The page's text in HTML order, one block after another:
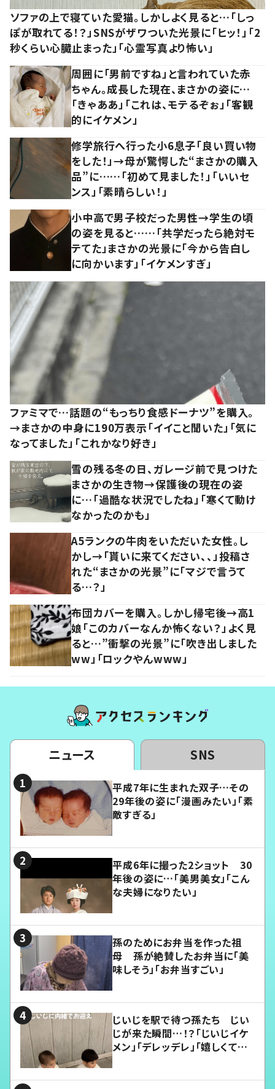
ソファの上で寝ていた愛猫。しかしよく見ると…「しっ
ぽが取れてる！？」SNSがザワついた光景に「ヒッ！」「2
秒くらい心臓止まった」「心霊写真より怖い」
周囲に「男前ですね」と言われていた赤
ちゃん。成長した現在、まさかの姿に…
「きゃああ」「これは、モテるぞぉ」「客観
的にイケメン」
修学旅行へ行った小6息子「良い買い物
をした！」→母が驚愕した“まさかの購入
品”に……「初めて見ました！」「いいセ
ンス」「素晴らしい！」
小中高で男子校だった男性→学生の頃
の姿を見ると……「共学だったら絶対モ
テてた」まさかの光景に「今から告白し
に向かいます」「イケメンすぎ」
ファミマで…話題の“もっちり食感ドーナツ”を購入。
→まさかの中身に190万表示「イイこと聞いた」「気に
なってました」「これかなり好き」
雪の残る冬の日、ガレージ前で見つけた
まさかの生き物→保護後の現在の姿
に…「過酷な状況でしたね」「寒くて動け
なかったのかも」
A5ランクの牛肉をいただいた女性。し
かし→「貰いに来てください、、」投稿さ
れた“まさかの光景”に「マジで言うて
る…？」
布団カバーを購入。しかし帰宅後→高1
娘「このカバーなんか怖くない？」よく見
ると…”衝撃の光景”に「吹き出しました
ww」「ロックやんwww」
ニュース SNS
平成7年に生まれた双子…その
29年後の姿に「漫画みたい」「素
敵すぎる」
平成6年に撮った2ショット 30
年後の姿に…「美男美女」「こん
な夫婦になりたい」
孫のためにお弁当を作った祖
母 孫が絶賛したお弁当に「美
味しそう」「お弁当すごい」
じいじを駅で待つ孫たち じい
じが来た瞬間…！？「じいじイケ
メン」「デレッデレ」「嬉しくて可